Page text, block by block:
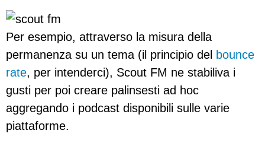
Per esempio, attraverso la misura della
permanenza su un tema (il principio del bounce
rate, per intenderci), Scout FM ne stabiliva i
gusti per poi creare palinsesti ad hoc
aggregando i podcast disponibili sulle varie
piattaforme.